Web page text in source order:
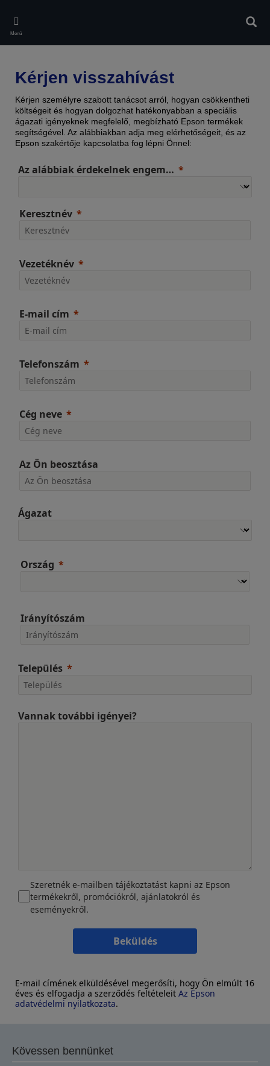
main
content
Menü
Kérjen visszahívást
Kérjen személyre szabott tanácsot arról, hogyan csökkentheti
költségeit és hogyan dolgozhat hatékonyabban a speciális
ágazati igényeknek megfelelő, megbízható Epson termékek
segítségével. Az alábbiakban adja meg elérhetőségeit, és az
Epson szakértője kapcsolatba fog lépni Önnel:
Az alábbiak érdekelnek engem…
Keresztnév
Vezetéknév
E-mail cím
Telefonszám
Cég neve
Az Ön beosztása
Ágazat
Ország
Irányítószám
Település
Vannak további igényei?
Szeretnék e-mailben tájékoztatást kapni az Epson
termékekről, promóciókról, ajánlatokról és
eseményekről.
Beküldés
E-mail címének elküldésével megerősíti, hogy Ön elmúlt 16
éves és elfogadja a szerződés feltételeit Az Epson
adatvédelmi nyilatkozata.
Kövessen bennünket